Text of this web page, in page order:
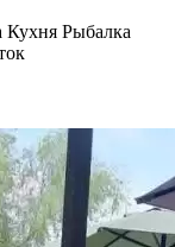
Кухня Рыбалка